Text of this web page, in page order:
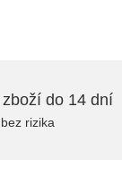
do 14 dní
rizika